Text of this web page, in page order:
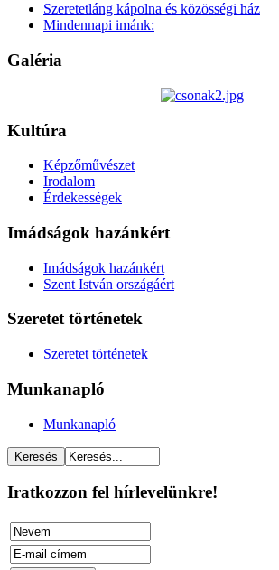
Szeretetláng kápolna és közösségi ház
Mindennapi imánk:
Galéria
Kultúra
Képzőművészet
Irodalom
Érdekességek
Imádságok hazánkért
Imádságok hazánkért
Szent István országáért
Szeretet történetek
Szeretet történetek
Munkanapló
Munkanapló
Iratkozzon fel hírlevelünkre!